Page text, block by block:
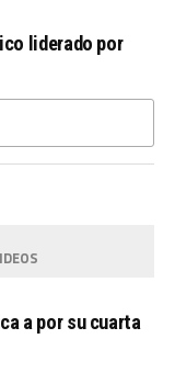
liderado por
a por su cuarta